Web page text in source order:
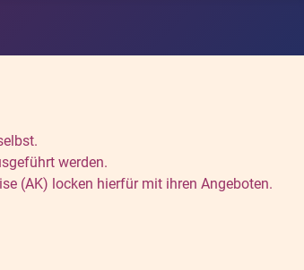
werden.
(AK) locken hierfür mit ihren Angeboten.